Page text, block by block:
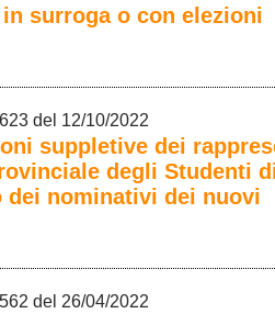
surroga o con elezioni
del 12/10/2022
suppletive dei
degli Studenti
nominativi dei nuovi
del 26/04/2022